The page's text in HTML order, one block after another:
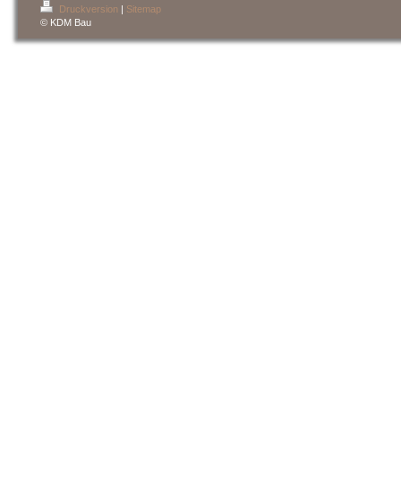
Druckversion | Sitemap
© KDM Bau